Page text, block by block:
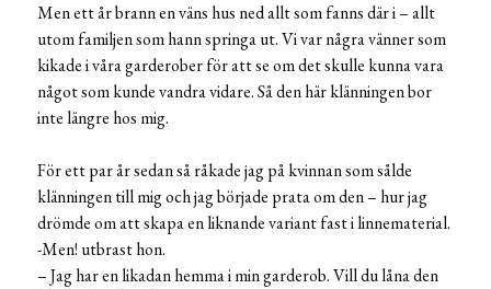
Men ett år brann en väns hus ned allt som fanns där i – allt
utom familjen som hann springa ut. Vi var några vänner som
kikade i våra garderober för att se om det skulle kunna vara
något som kunde vandra vidare. Så den här klänningen bor
inte längre hos mig.
För ett par år sedan så råkade jag på kvinnan som sålde
klänningen till mig och jag började prata om den – hur jag
drömde om att skapa en liknande variant fast i linnematerial.
-Men! utbrast hon.
– Jag har en likadan hemma i min garderob. Vill du låna den